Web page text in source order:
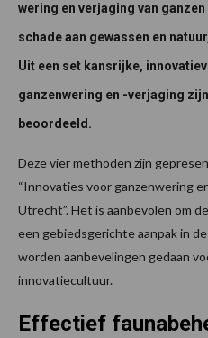
wering en verjaging van
schade aan gewassen en
Uit een set kansrijke,
ganzenwering en -verjaging
beoordeeld.
Deze vier methoden zijn
“Innovaties voor ganzenwering
Utrecht”. Het is aanbevolen om
een gebiedsgerichte aanpak in
worden aanbevelingen gedaan
innovatiecultuur.
Effectief